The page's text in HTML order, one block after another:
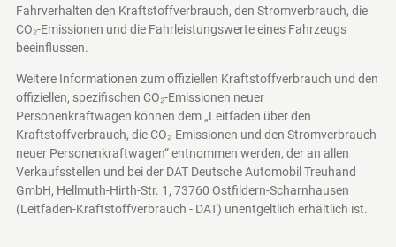
Fahrverhalten den Kraftstoffverbrauch, den Stromverbrauch, die
CO₂-Emissionen und die Fahrleistungswerte eines Fahrzeugs
beeinflussen.
Weitere Informationen zum offiziellen Kraftstoffverbrauch und den
offiziellen, spezifischen CO₂-Emissionen neuer
Personenkraftwagen können dem „Leitfaden über den
Kraftstoffverbrauch, die CO₂-Emissionen und den Stromverbrauch
neuer Personenkraftwagen“ entnommen werden, der an allen
Verkaufsstellen und bei der DAT Deutsche Automobil Treuhand
GmbH, Hellmuth-Hirth-Str. 1, 73760 Ostfildern-Scharnhausen
(Leitfaden-Kraftstoffverbrauch - DAT) unentgeltlich erhältlich ist.